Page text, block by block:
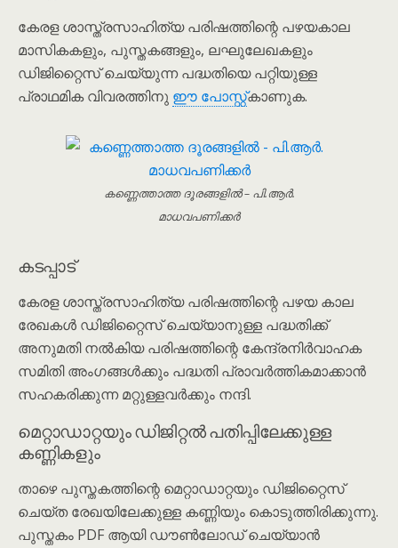
കേരള ശാസ്ത്രസാഹിത്യ പരിഷത്തിന്റെ പഴയകാല
മാസികകളും, പുസ്തകങ്ങളും, ലഘുലേഖകളും
ഡിജിറ്റൈസ് ചെയ്യുന്ന പദ്ധതിയെ പറ്റിയുള്ള
പ്രാഥമിക വിവരത്തിനു ഈ പോസ്റ്റ്കാണുക.
കണ്ണെത്താത്ത ദൂരങ്ങളിൽ – പി.ആർ.
മാധവപണിക്കർ
കടപ്പാട്
കേരള ശാസ്ത്രസാഹിത്യ പരിഷത്തിന്റെ പഴയ കാല
രേഖകൾ ഡിജിറ്റൈസ് ചെയ്യാനുള്ള പദ്ധതിക്ക്
അനുമതി നൽകിയ പരിഷത്തിന്റെ കേന്ദ്രനിര്‍വാഹക
സമിതി അംഗങ്ങൾക്കും പദ്ധതി പ്രാവർത്തികമാക്കാൻ
സഹകരിക്കുന്ന മറ്റുള്ളവർക്കും നന്ദി.
മെറ്റാഡാറ്റയും ഡിജിറ്റൽ പതിപ്പിലേക്കുള്ള
കണ്ണികളും
താഴെ പുസ്തകത്തിന്റെ മെറ്റാഡാറ്റയും ഡിജിറ്റൈസ്
ചെയ്ത രേഖയിലേക്കുള്ള കണ്ണിയും കൊടുത്തിരിക്കുന്നു.
പുസ്തകം PDF ആയി ഡൗൺലോഡ് ചെയ്യാൻ